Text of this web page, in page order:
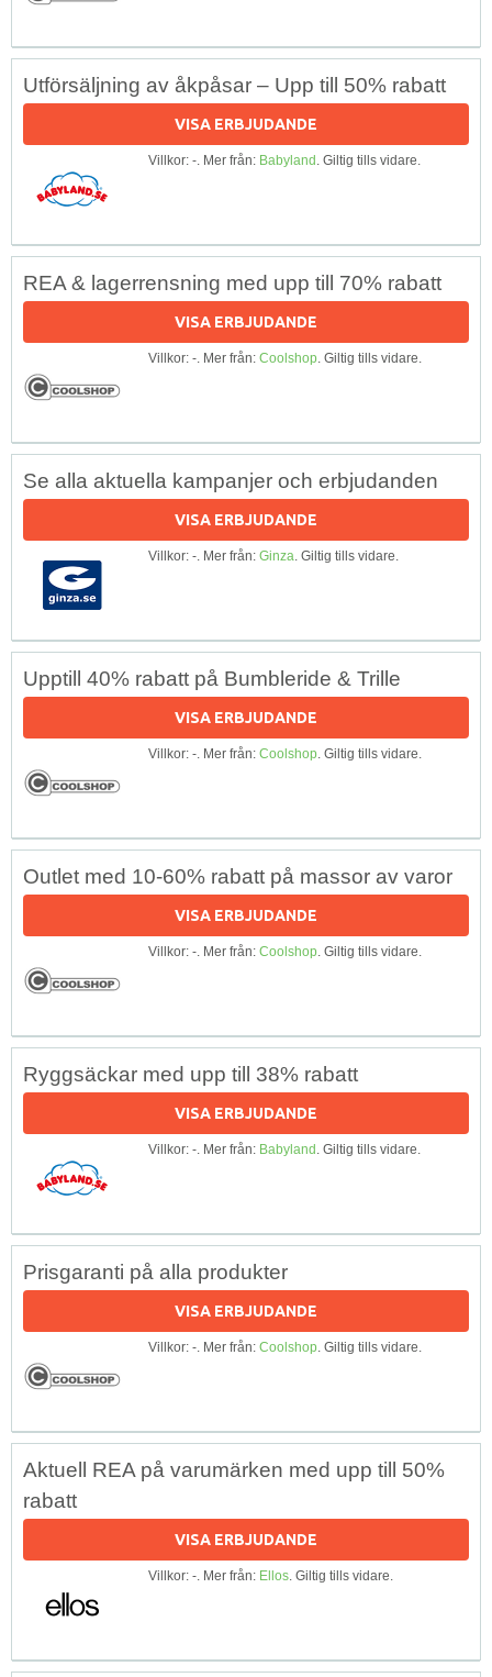
Utförsäljning av åkpåsar – Upp till 50% rabatt
VISA ERBJUDANDE
Villkor: -. Mer från: Babyland. Giltig tills vidare.
REA & lagerrensning med upp till 70% rabatt
VISA ERBJUDANDE
Villkor: -. Mer från: Coolshop. Giltig tills vidare.
Se alla aktuella kampanjer och erbjudanden
VISA ERBJUDANDE
Villkor: -. Mer från: Ginza. Giltig tills vidare.
Upptill 40% rabatt på Bumbleride & Trille
VISA ERBJUDANDE
Villkor: -. Mer från: Coolshop. Giltig tills vidare.
Outlet med 10-60% rabatt på massor av varor
VISA ERBJUDANDE
Villkor: -. Mer från: Coolshop. Giltig tills vidare.
Ryggsäckar med upp till 38% rabatt
VISA ERBJUDANDE
Villkor: -. Mer från: Babyland. Giltig tills vidare.
Prisgaranti på alla produkter
VISA ERBJUDANDE
Villkor: -. Mer från: Coolshop. Giltig tills vidare.
Aktuell REA på varumärken med upp till 50%
rabatt
VISA ERBJUDANDE
Villkor: -. Mer från: Ellos. Giltig tills vidare.